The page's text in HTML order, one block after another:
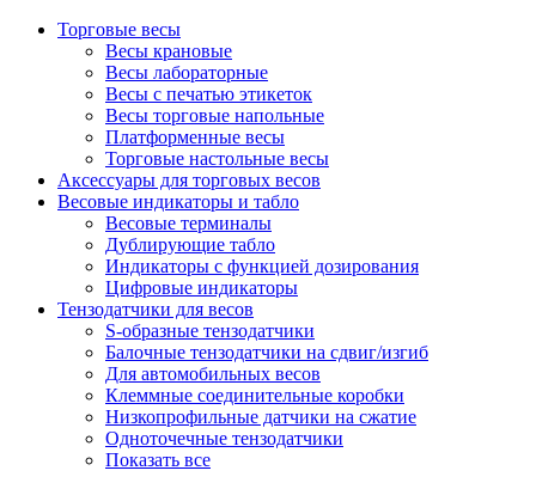
Торговые весы
Весы крановые
Весы лабораторные
Весы с печатью этикеток
Весы торговые напольные
Платформенные весы
Торговые настольные весы
Аксессуары для торговых весов
Весовые индикаторы и табло
Весовые терминалы
Дублирующие табло
Индикаторы с функцией дозирования
Цифровые индикаторы
Тензодатчики для весов
S-образные тензодатчики
Балочные тензодатчики на сдвиг/изгиб
Для автомобильных весов
Клеммные соединительные коробки
Низкопрофильные датчики на сжатие
Одноточечные тензодатчики
Показать все